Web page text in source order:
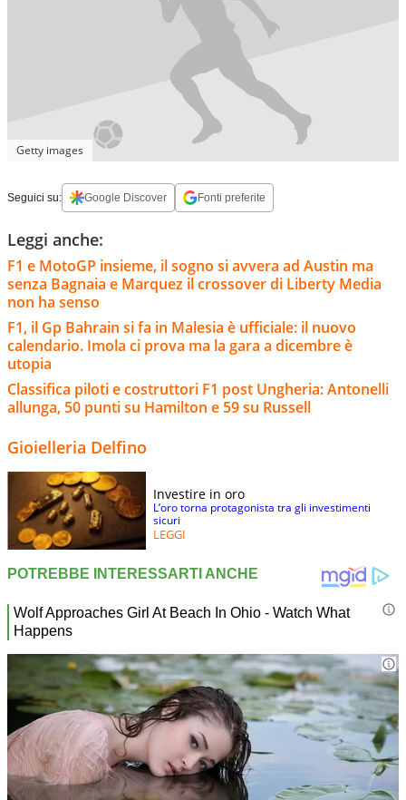
Getty images
Seguici su: Google Discover Fonti preferite
Leggi anche:
F1 e MotoGP insieme, il sogno si avvera ad Austin ma
senza Bagnaia e Marquez il crossover di Liberty Media
non ha senso
F1, il Gp Bahrain si fa in Malesia è ufficiale: il nuovo
calendario. Imola ci prova ma la gara a dicembre è
utopia
Classifica piloti e costruttori F1 post Ungheria: Antonelli
allunga, 50 punti su Hamilton e 59 su Russell
Gioielleria Delfino
Investire in oro
L’oro torna protagonista tra gli investimenti
sicuri
LEGGI